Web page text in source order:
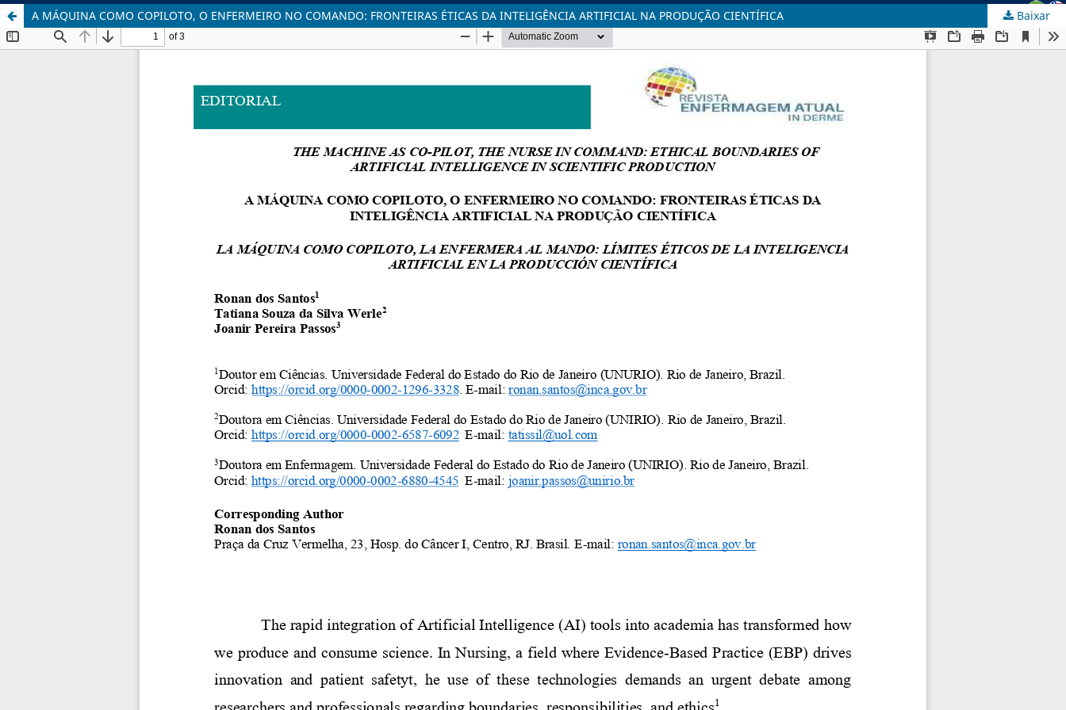
A MÁQUINA COMO COPILOTO, O ENFERMEIRO NO COMANDO: FRONTEIRAS ÉTICAS DA INTELIGÊNCIA ARTIFICIAL NA PRODUÇÃO CIENTÍFICA Baixar